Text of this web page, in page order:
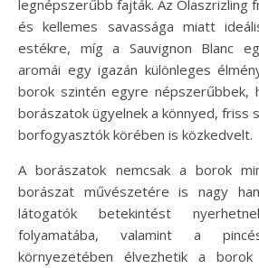
legnépszerűbb fajták. Az Olaszrizling
és kellemes savassága miatt
estékre, míg a Sauvignon Blanc
aromái egy igazán különleges
borok szintén egyre népszerűbbek,
borászatok ügyelnek a könnyed, friss
borfogyasztók körében is közkedvelt.
A borászatok nemcsak a borok
borászat művészetére is nagy
látogatók betekintést
folyamatába, valamint a
környezetében élvezhetik a